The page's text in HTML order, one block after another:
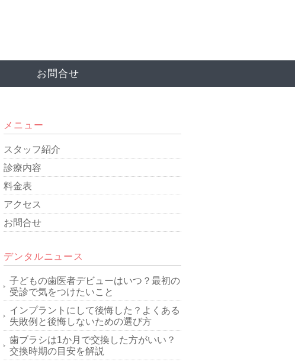
お問合せ
メニュー
スタッフ紹介
診療内容
料金表
アクセス
お問合せ
デンタルニュース
子どもの歯医者デビューはいつ？最初の
受診で気をつけたいこと
インプラントにして後悔した？よくある
失敗例と後悔しないための選び方
歯ブラシは1か月で交換した方がいい？
交換時期の目安を解説